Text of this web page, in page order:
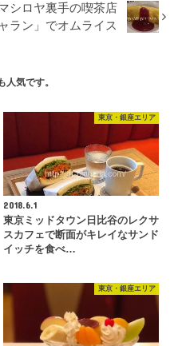
シロヤ裏手の喫茶店
ャラン」でオムライス
人気です。
東京・銀座エリア
2018.6.1
東京ミッドタウン日比谷のレクサ
スカフェで断面がキレイなサンド
イッチを食べ…
東京・銀座エリア